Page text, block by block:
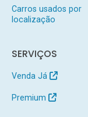
Carros usados por
localização
SERVIÇOS
Venda Já
Premium